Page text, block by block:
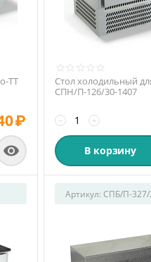
ТТ
₽

Стол холодильный
СПН/П-126/30-1407
+
−
В корзину
Артикул: СПБ/П-327/